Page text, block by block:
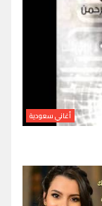
أغاني سعودية